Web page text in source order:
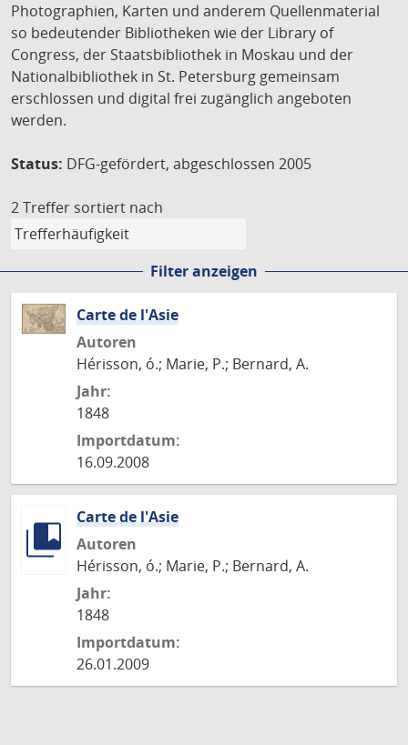
Photographien, Karten und anderem Quellenmaterial
so bedeutender Bibliotheken wie der Library of
Congress, der Staatsbibliothek in Moskau und der
Nationalbibliothek in St. Petersburg gemeinsam
erschlossen und digital frei zugänglich angeboten
werden.
Status: DFG-gefördert, abgeschlossen 2005
2 Treffer sortiert nach
Filter anzeigen
Carte de l'Asie
Autoren
Hérisson, ó.; Marie, P.; Bernard, A.
Jahr:
1848
Importdatum:
16.09.2008
Carte de l'Asie
Autoren
Hérisson, ó.; Marie, P.; Bernard, A.
Jahr:
1848
Importdatum:
26.01.2009